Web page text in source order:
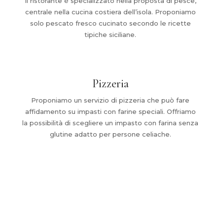
centrale nella cucina costiera dell’isola. Proponiamo
solo pescato fresco cucinato secondo le ricette
tipiche siciliane.
Pizzeria
Proponiamo un servizio di pizzeria che può fare
affidamento su impasti con farine speciali. Offriamo
la possibilità di scegliere un impasto con farina senza
glutine adatto per persone celiache.